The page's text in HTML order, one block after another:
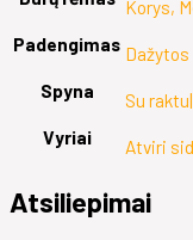
Korys,
Padengimas Dažytos
Spyna
Su
Vyriai
Atviri
Atsiliepimai